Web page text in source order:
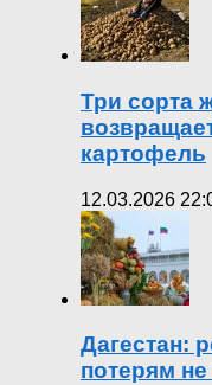
Три сорта
картофель
12.03.2026
Дагестан:
потерям